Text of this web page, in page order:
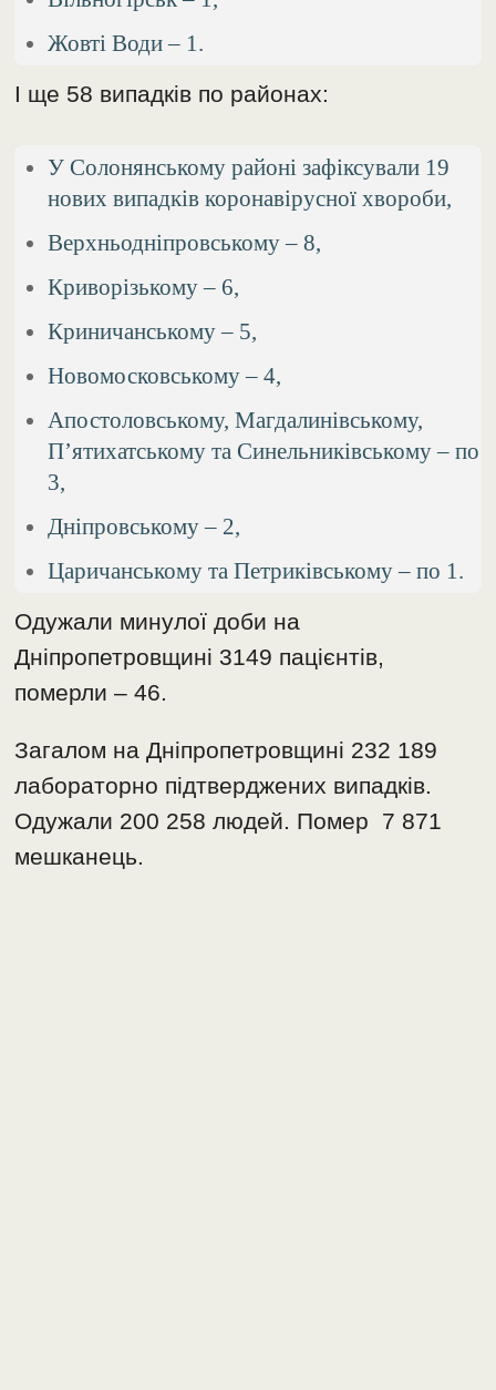
Жовті Води – 1.
І ще 58 випадків по районах:
У Солонянському районі зафіксували 19
нових випадків коронавірусної хвороби,
Верхньодніпровському – 8,
Криворізькому – 6,
Криничанському – 5,
Новомосковському – 4,
Апостоловському, Магдалинівському,
П’ятихатському та Синельниківському – по
3,
Дніпровському – 2,
Царичанському та Петриківському – по 1.
Одужали минулої доби на
Дніпропетровщині 3149 пацієнтів,
померли – 46.
Загалом на Дніпропетровщині 232 189
лабораторно підтверджених випадків.
Одужали 200 258 людей. Помер 7 871
мешканець.